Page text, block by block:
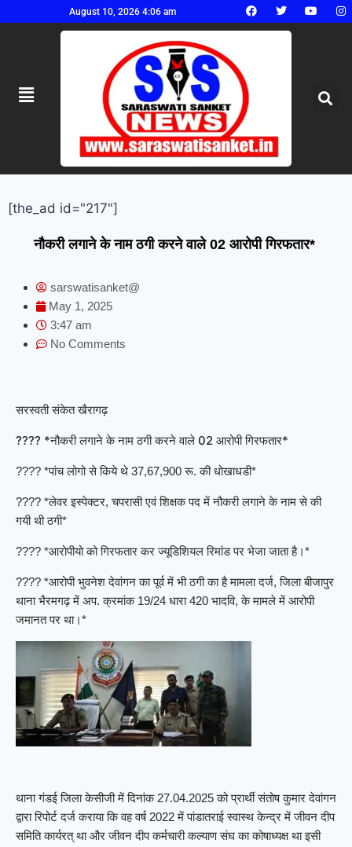
August 10, 2026 4:06 am
[the_ad id="217"]
नौकरी लगाने के नाम ठगी करने वाले 02 आरोपी गिरफतार*
sarswatisanket@
May 1, 2025
3:47 am
No Comments
सरस्वती संकेत खैरागढ़
???? *नौकरी लगाने के नाम ठगी करने वाले 02 आरोपी गिरफतार*
???? *पांच लोगो से किये थे 37,67,900 रू. की धोखाधडी*
???? *लेवर इस्पेक्टर, चपरासी एवं शिक्षक पद में नौकरी लगाने के नाम से की
गयी थी ठगी*
???? *आरोपीयो को गिरफतार कर ज्यूडिशियल रिमांड पर भेजा जाता है।*
???? *आरोपी भुवनेश देवांगन का पूर्व में भी ठगी का है मामला दर्ज, जिला बीजापुर
थाना भैरमगढ़ में अप. क्रमांक 19/24 धारा 420 भादवि, के मामले में आरोपी
जमानत पर था।*
थाना गंडई जिला केसीजी में दिनांक 27.04.2025 को प्रार्थी संतोष कुमार देवांगन
द्वारा रिपोर्ट दर्ज कराया कि वह वर्ष 2022 में पांडातराई स्वास्थ केन्द्र में जीवन दीप
समिति कार्यरत् था और जीवन दीप कर्मचारी कल्याण संघ का कोषाध्यक्ष था इसी